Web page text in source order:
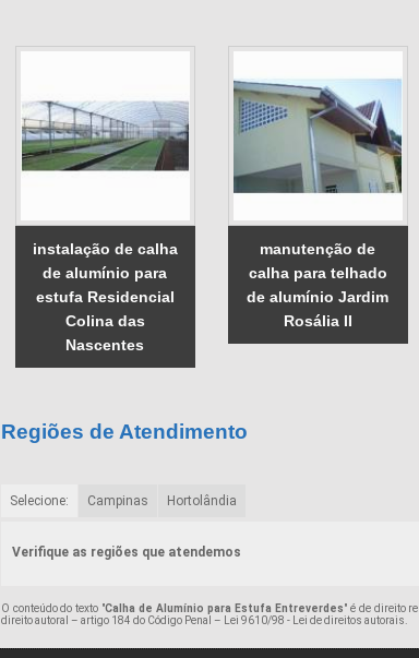
instalação de calha
de alumínio para
estufa Residencial
Colina das
Nascentes
manutenção de
calha para telhado
de alumínio Jardim
Rosália II
Regiões de Atendimento
Selecione: Campinas Hortolândia
Verifique as regiões que atendemos
O conteúdo do texto "Calha de Alumínio para Estufa Entreverdes" é de direito
direito autoral – artigo 184 do Código Penal – Lei 9610/98 - Lei de direitos autorais.